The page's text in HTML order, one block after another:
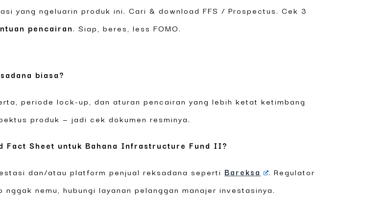
yang ngeluarin produk ini. Cari & download FFS / Prospectus. Cek 3
pencairan. Siap, beres, less FOMO.
biasa?
periode lock-up, dan aturan pencairan yang lebih ketat ketimbang
produk — jadi cek dokumen resminya.
Fact Sheet untuk Bahana Infrastructure Fund II?
dan/atau platform penjual reksadana seperti Bareksa
. Regulator
nemu, hubungi layanan pelanggan manajer investasinya.